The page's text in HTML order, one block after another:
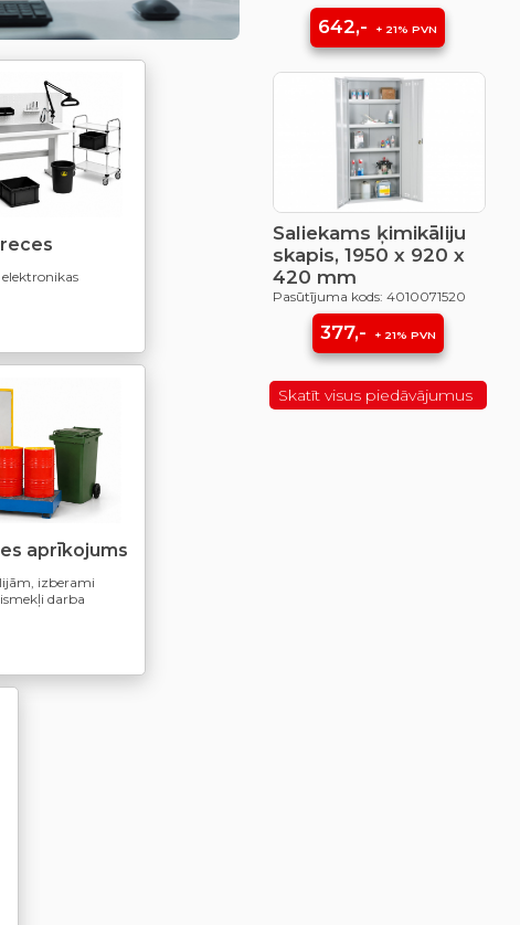
aprīkojums
izberami
darba
642,- + 21% PVN
Saliekams ķimikāliju
skapis, 1950 x 920 x
420 mm
Pasūtījuma kods: 4010071520
377,- + 21% PVN
Skatīt visus piedāvājumus